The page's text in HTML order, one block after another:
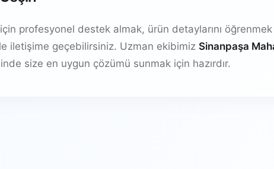
için profesyonel destek almak, ürün detaylarını
iletişime geçebilirsiniz. Uzman ekibimiz Sinanpaşa
size en uygun çözümü sunmak için hazırdır.